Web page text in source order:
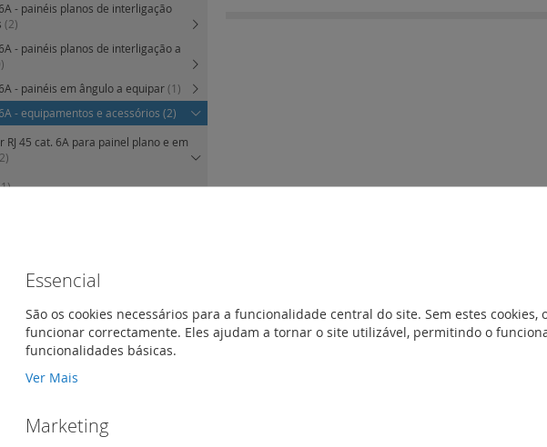
- painéis planos de interligação
(2)
- painéis planos de interligação a
- painéis em ângulo a equipar(1)
- equipamentos e acessórios (2)
RJ 45 cat. 6A para painel plano e em
comuns aos painéis planos e em
específicos para os painéis planos
- cabos e cordões
- tomadas RJ45 cat. 6A(7)
6A - tomada Keystone RJ45 cat.6A
- painéis planos de interligação
- painéis planos de interligação a
Essencial
São os cookies necessários para a funcionalidade central do site. Sem estes cookies,
funcionar correctamente. Eles ajudam a tornar o site utilizável, permitindo o
funcionalidades básicas.
Ver Mais
Marketing